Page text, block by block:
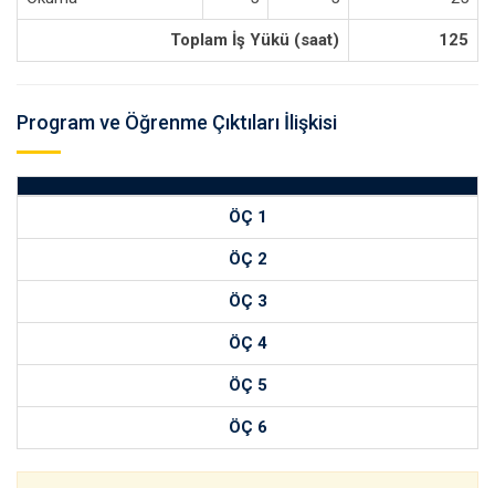
Toplam İş Yükü (saat) 125
Program ve Öğrenme Çıktıları İlişkisi
ÖÇ 1
ÖÇ 2
ÖÇ 3
ÖÇ 4
ÖÇ 5
ÖÇ 6